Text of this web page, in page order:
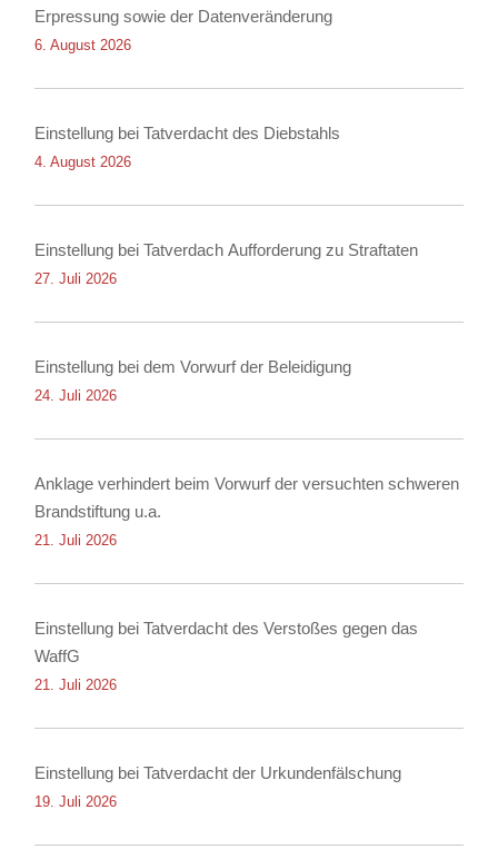
Erpressung sowie der Datenveränderung
6. August 2026
Einstellung bei Tatverdacht des Diebstahls
4. August 2026
Einstellung bei Tatverdach Aufforderung zu Straftaten
27. Juli 2026
Einstellung bei dem Vorwurf der Beleidigung
24. Juli 2026
Anklage verhindert beim Vorwurf der versuchten schweren
Brandstiftung u.a.
21. Juli 2026
Einstellung bei Tatverdacht des Verstoßes gegen das
WaffG
21. Juli 2026
Einstellung bei Tatverdacht der Urkundenfälschung
19. Juli 2026